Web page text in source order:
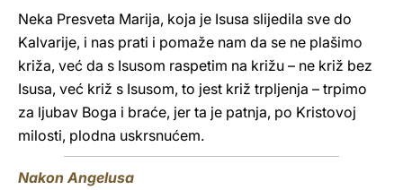
Neka Presveta Marija, koja je Isusa slijedila sve do
Kalvarije, i nas prati i pomaže nam da se ne plašimo
križa, već da s Isusom raspetim na križu – ne križ bez
Isusa, već križ s Isusom, to jest križ trpljenja – trpimo
za ljubav Boga i braće, jer ta je patnja, po Kristovoj
milosti, plodna uskrsnućem.
Nakon Angelusa